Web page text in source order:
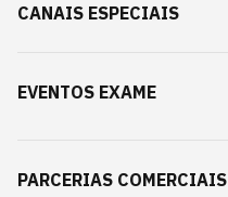
CANAIS ESPECIAIS
EVENTOS EXAME
PARCERIAS COMERCIAIS